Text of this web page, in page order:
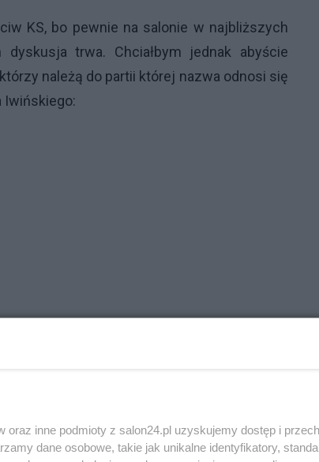
KS, bo pewnie na salonie w najbliższych
trwa. Chciałbym jednak abyście
należą do partii której nazwa odnosi się
Iwińskiego:
oraz inne podmioty z salon24.pl uzyskujemy dostęp i
dane osobowe, takie jak unikalne identyfikatory,